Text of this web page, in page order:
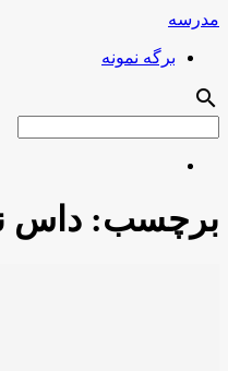
مدرسه
برگه نمونه
search
برچسب: داس